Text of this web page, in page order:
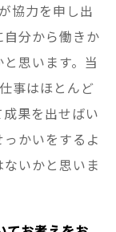
協力を申し出
分から働きか
思います。当
事はほとんど
果を出せばい
かいをするよ
いかと思いま